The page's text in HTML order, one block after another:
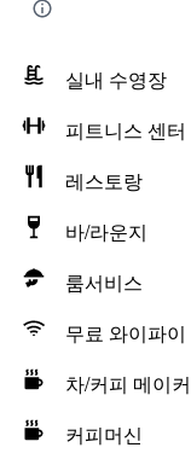
실내 수영장
피트니스 센터
레스토랑
바/라운지
룸서비스
무료 와이파이
차/커피 메이커
커피머신